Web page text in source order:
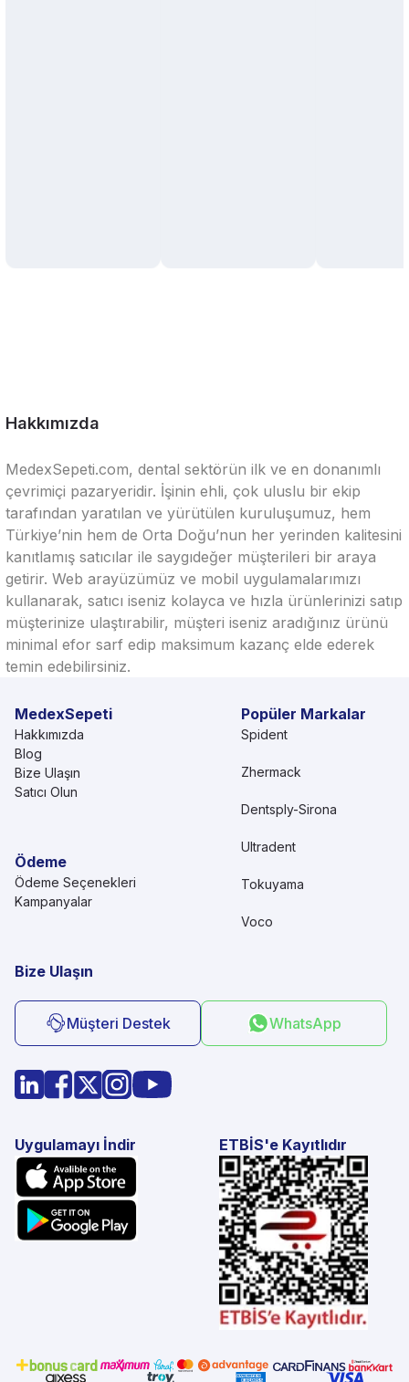
Hakkımızda
MedexSepeti.com, dental sektörün ilk ve en donanımlı
çevrimiçi pazaryeridir. İşinin ehli, çok uluslu bir ekip
tarafından yaratılan ve yürütülen kuruluşumuz, hem
Türkiye’nin hem de Orta Doğu’nun her yerinden kalitesini
kanıtlamış satıcılar ile saygıdeğer müşterileri bir araya
getirir. Web arayüzümüz ve mobil uygulamalarımızı
kullanarak, satıcı iseniz kolayca ve hızla ürünlerinizi satıp
müşterinize ulaştırabilir, müşteri iseniz aradığınız ürünü
minimal efor sarf edip maksimum kazanç elde ederek
temin edebilirsiniz.
MedexSepeti
Hakkımızda
Blog
Bize Ulaşın
Satıcı Olun
Ödeme
Ödeme Seçenekleri
Kampanyalar
Popüler Markalar
Spident
Zhermack
Dentsply-Sirona
Ultradent
Tokuyama
Voco
Bize Ulaşın
Müşteri Destek WhatsApp
Uygulamayı İndir ETBİS'e Kayıtlıdır